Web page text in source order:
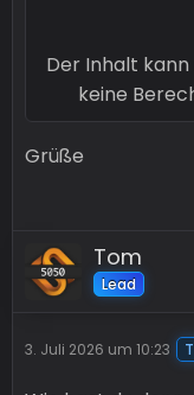
Der Inhalt
keine
Grüße
Tom
Lead
3. Juli 2026 um 10:23